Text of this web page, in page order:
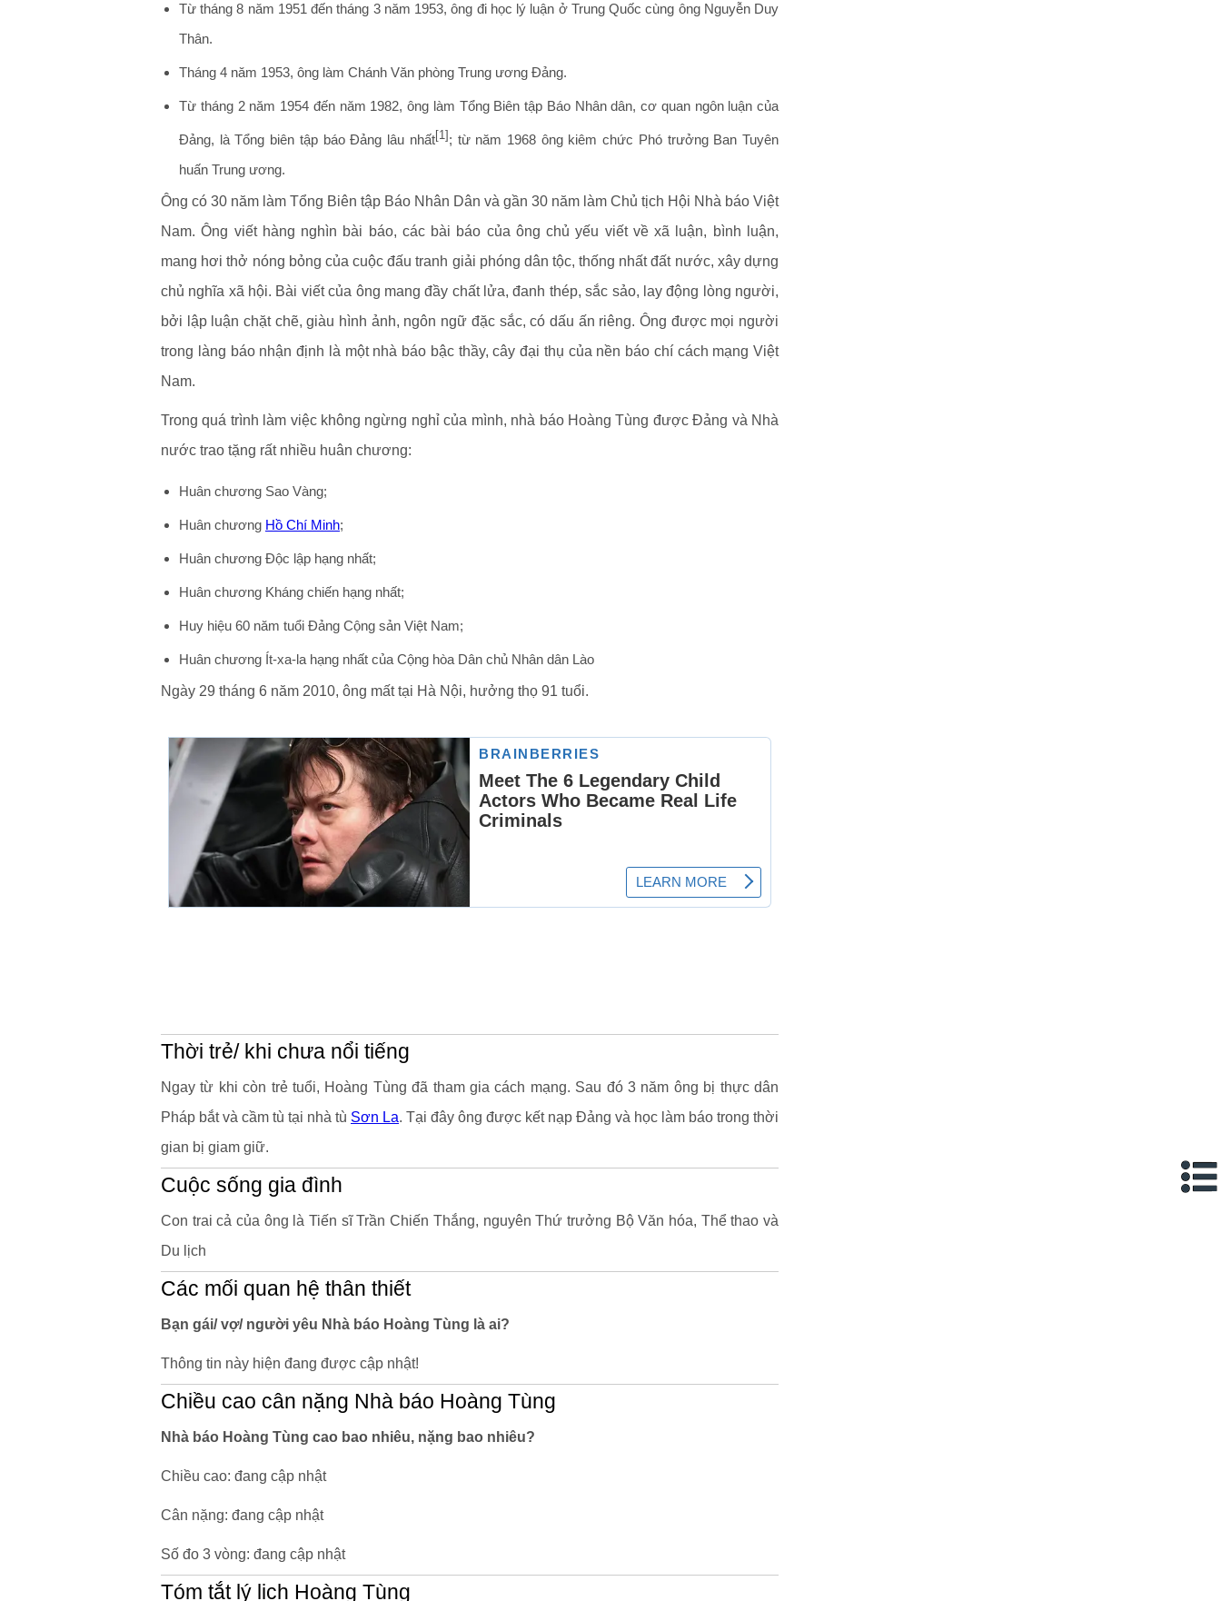
Từ tháng 8 năm 1951 đến tháng 3 năm 1953, ông đi học lý luận ở Trung Quốc cùng ông Nguyễn Duy
Thân.
Tháng 4 năm 1953, ông làm Chánh Văn phòng Trung ương Ðảng.
Từ tháng 2 năm 1954 đến năm 1982, ông làm Tổng Biên tập Báo Nhân dân, cơ quan ngôn luận của
Đảng, là Tổng biên tập báo Đảng lâu nhất[1] ; từ năm 1968 ông kiêm chức Phó trưởng Ban Tuyên
huấn Trung ương.
Ông có 30 năm làm Tổng Biên tập Báo Nhân Dân và gần 30 năm làm Chủ tịch Hội Nhà báo Việt
Nam. Ông viết hàng nghìn bài báo, các bài báo của ông chủ yếu viết về xã luận, bình luận,
mang hơi thở nóng bỏng của cuộc đấu tranh giải phóng dân tộc, thống nhất đất nước, xây dựng
chủ nghĩa xã hội. Bài viết của ông mang đầy chất lửa, đanh thép, sắc sảo, lay động lòng người,
bởi lập luận chặt chẽ, giàu hình ảnh, ngôn ngữ đặc sắc, có dấu ấn riêng. Ông được mọi người
trong làng báo nhận định là một nhà báo bậc thầy, cây đại thụ của nền báo chí cách mạng Việt
Nam.
Trong quá trình làm việc không ngừng nghỉ của mình, nhà báo Hoàng Tùng được Đảng và Nhà
nước trao tặng rất nhiều huân chương:
Huân chương Sao Vàng;
Huân chương Hồ Chí Minh;
Huân chương Ðộc lập hạng nhất;
Huân chương Kháng chiến hạng nhất;
Huy hiệu 60 năm tuổi Đảng Cộng sản Việt Nam;
Huân chương Ít-xa-la hạng nhất của Cộng hòa Dân chủ Nhân dân Lào
Ngày 29 tháng 6 năm 2010, ông mất tại Hà Nội, hưởng thọ 91 tuổi.
Thời trẻ/ khi chưa nổi tiếng
Ngay từ khi còn trẻ tuổi, Hoàng Tùng đã tham gia cách mạng. Sau đó 3 năm ông bị thực dân
Pháp bắt và cầm tù tại nhà tù Sơn La. Tại đây ông được kết nạp Đảng và học làm báo trong thời
gian bị giam giữ.
Cuộc sống gia đình
Con trai cả của ông là Tiến sĩ Trần Chiến Thắng, nguyên Thứ trưởng Bộ Văn hóa, Thể thao và
Du lịch
Các mối quan hệ thân thiết
Bạn gái/ vợ/ người yêu Nhà báo Hoàng Tùng là ai?
Thông tin này hiện đang được cập nhật!
Chiều cao cân nặng Nhà báo Hoàng Tùng
Nhà báo Hoàng Tùng cao bao nhiêu, nặng bao nhiêu?
Chiều cao: đang cập nhật
Cân nặng: đang cập nhật
Số đo 3 vòng: đang cập nhật
Tóm tắt lý lịch Hoàng Tùng